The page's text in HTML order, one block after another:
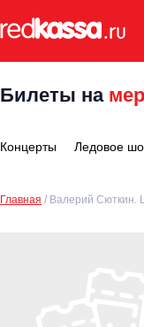
Билеты на
Концерты Ледовое
Главная Валерий Сюткин.